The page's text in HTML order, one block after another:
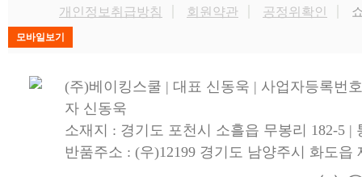
개인정보취급방침 회원약관 공정위확인
(주)베이킹스쿨 | 대표 신동욱 | 사업자등록번
자 신동욱
소재지 : 경기도 포천시 소흘읍 무봉리 182-5 |
반품주소 : (우)12199 경기도 남양주시 화도읍